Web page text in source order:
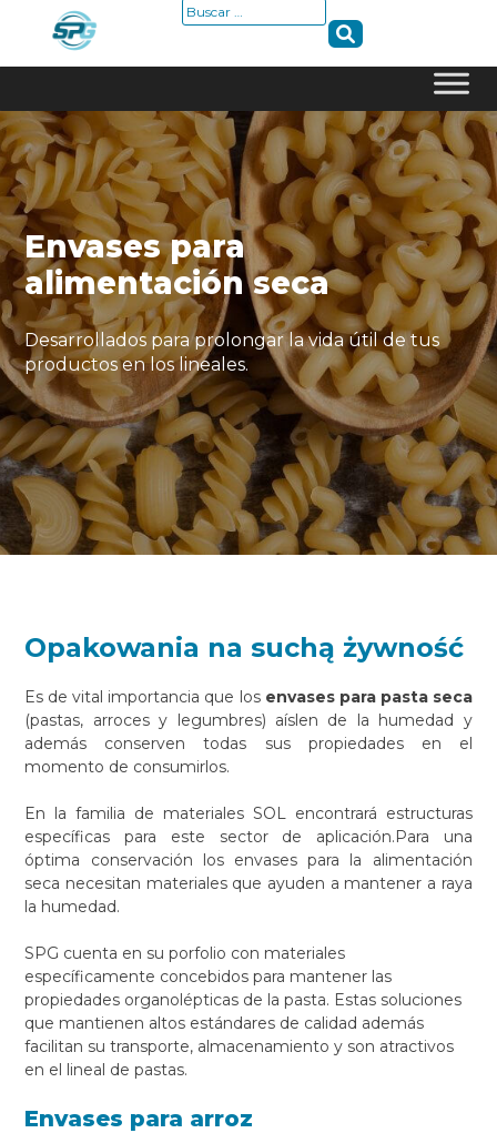
Skip
to
content
Buscar:
Envases para
alimentación seca
Desarrollados para prolongar la vida útil de tus
productos en los lineales.
Opakowania na suchą żywność
Es de vital importancia que los envases para pasta seca
(pastas, arroces y legumbres) aíslen de la humedad y
además conserven todas sus propiedades en el
momento de consumirlos.
En la familia de materiales SOL encontrará estructuras
específicas para este sector de aplicación.Para una
óptima conservación los envases para la alimentación
seca necesitan materiales que ayuden a mantener a raya
la humedad.
SPG cuenta en su porfolio con materiales
específicamente concebidos para mantener las
propiedades organolépticas de la pasta. Estas soluciones
que mantienen altos estándares de calidad además
facilitan su transporte, almacenamiento y son atractivos
en el lineal de pastas.
Envases para arroz